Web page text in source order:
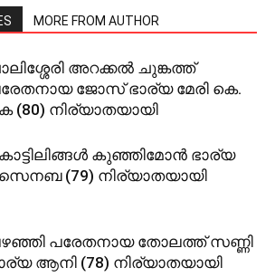
MORE FROM AUTHOR
അറക്കല്‍ ചുങ്കത്ത്
ജോസ് ഭാര്യ മേരി കെ.
(80) നിര്യാതയായി
കുഞ്ഞിമോന്‍ ഭാര്യ
(79) നിര്യാതയായി
പരേതനായ തോലത്ത് സണ്ണി
ആനി (78) നിര്യാതയായി